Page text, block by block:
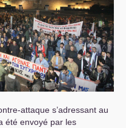
attaque s’adressant au
été envoyé par les